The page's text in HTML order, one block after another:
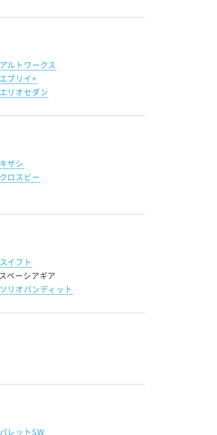
アルトワークス
エブリイ+
エリオセダン
キザシ
クロスビー
スイフト
スペーシアギア
ソリオバンディット
パレットSW